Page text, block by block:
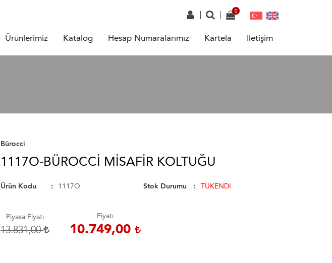
Ürünlerimiz Katalog Hesap Numaralarımız Kartela İletişim
Bürocci
1117O-BÜROCCI MISAFIR KOLTUĞU
Ürün Kodu 1117O Stok Durumu TÜKENDİ
Piyasa Fiyatı
13.831,00
Fiyatı
10.749,00